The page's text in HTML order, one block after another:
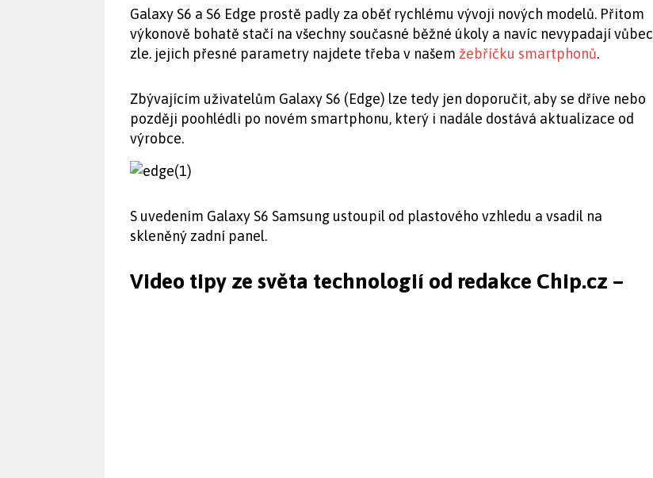
Galaxy S6 a S6 Edge prostě padly za oběť rychlému vývoji nových modelů. Přitom
výkonově bohatě stačí na všechny současné běžné úkoly a navíc nevypadají vůbec
zle. jejich přesné parametry najdete třeba v našem žebříčku smartphonů.
Zbývajícím uživatelům Galaxy S6 (Edge) lze tedy jen doporučit, aby se dříve nebo
později poohlédli po novém smartphonu, který i nadále dostává aktualizace od
výrobce.
S uvedením Galaxy S6 Samsung ustoupil od plastového vzhledu a vsadil na
skleněný zadní panel.
Video tipy ze světa technologií od redakce Chip.cz –